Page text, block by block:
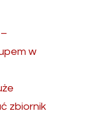
w
zbiornik